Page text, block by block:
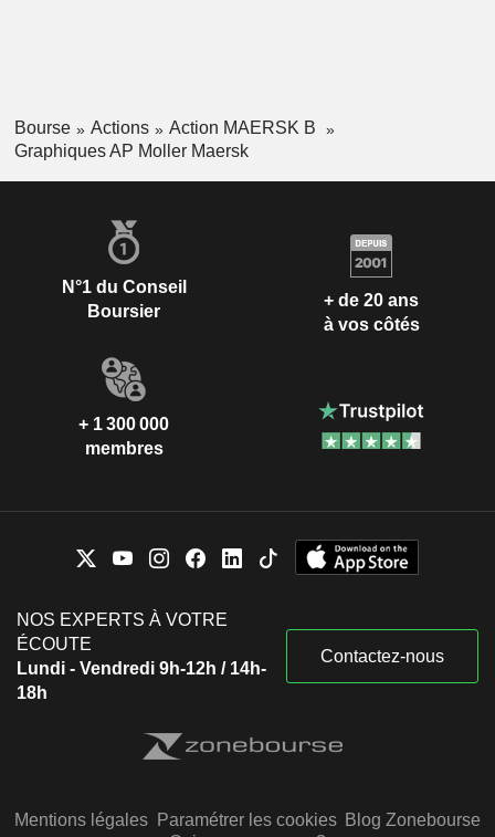
Bourse Actions
Action MAERSK B
Graphiques AP Moller Maersk
N°1 du Conseil
Boursier
+ de 20 ans
à vos côtés
+ 1 300 000
membres
NOS EXPERTS À VOTRE
ÉCOUTE
Lundi - Vendredi 9h-12h / 14h-
18h
Contactez-nous
Mentions légales Paramétrer les cookies Blog Zonebourse